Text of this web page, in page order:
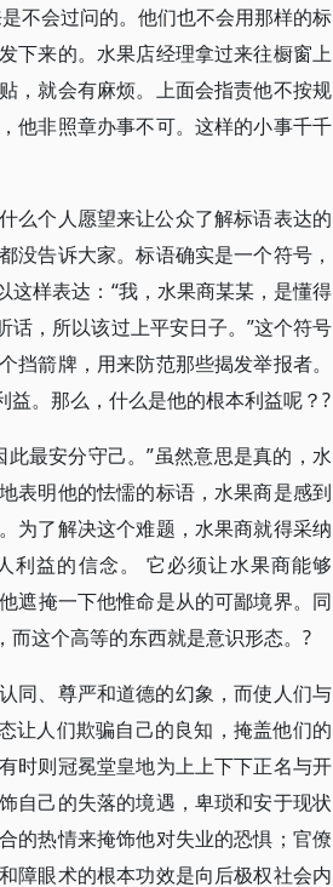
不会过问的。他们也不会用那样的标
下来的。水果店经理拿过来往橱窗上
，就会有麻烦。上面会指责他不按规
他非照章办事不可。这样的小事千千
么个人愿望来让公众了解标语表达的
没告诉大家。标语确实是一个符号，
样表达：“我，水果商某某，是懂得
，所以该过上平安日子。”这个符号
箭牌，用来防范那些揭发举报者。
。那么，什么是他的根本利益呢？?
最安分守己。”虽然意思是真的，水
表明他的怯懦的标语，水果商是感到
为了解决这个难题，水果商就得采纳
利益的信念。 它必须让水果商能够
遮掩一下他惟命是从的可鄙境界。同
这个高等的东西就是意识形态。?
同、尊严和道德的幻象，而使人们与
让人们欺骗自己的良知，掩盖他们的
时则冠冕堂皇地为上上下下正名与开
自己的失落的境遇，卑琐和安于现状
的热情来掩饰他对失业的恐惧；官僚
障眼术的根本功效是向后极权社会内